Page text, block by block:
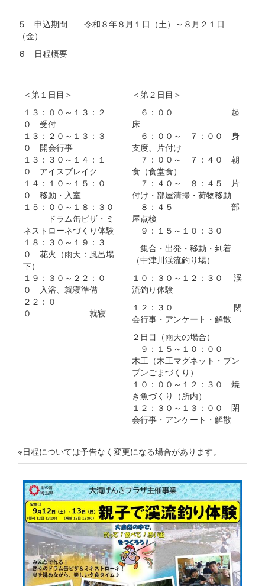
５ 申込期間 令和８年８月１日（土）～８月２１日
（金）
６ 日程概要
＜第１日目＞
１３：００～１３：２
０ 受付
１３：２０～１３：３
０ 開会行事
１３：３０～１４：１
０ アイスブレイク
１４：１０～１５：０
０ 移動・入室
１５：００～１８：３０
ドラム缶ピザ・ミ
ネストローネづくり体験
１８：３０～１９：３
０ 花火（雨天：風呂場
下）
１９：３０～２２：０
０ 入浴、就寝準備
２２：０
０ 就寝
＜第２日目＞
６：００ 起
床
６：００～ ７：００ 身
支度、片付け
７：００～ ７：４０ 朝
食（食堂食）
７：４０～ ８：４５ 片
付け・部屋清掃・荷物移動
８：４５ 部
屋点検
９：１５～１０：３０
集合・出発・移動・到着
（中津川渓流釣り場）
１０：３０～１２：３０ 渓
流釣り体験
１２：３０ 閉
会行事・アンケート・解散
２日目（雨天の場合）
９：１５～１０：００
木工（木工マグネット・ブン
ブンごまづくり）
１０：００～１２：３０ 焼
き魚づくり（所内）
１２：３０～１３：００ 閉
会行事・アンケート・解散
※日程については予告なく変更になる場合があります。